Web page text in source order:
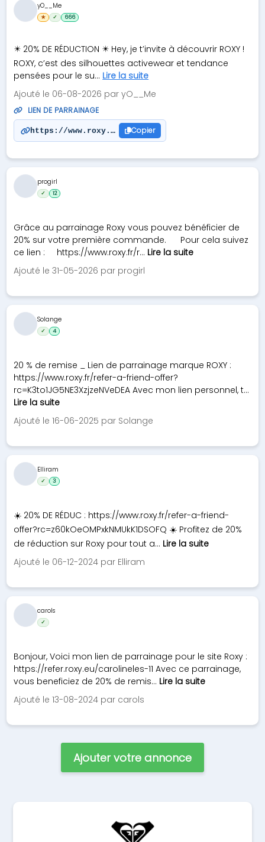
✴️ 20% DE RÉDUCTION ✴️ Hey, je t’invite à découvrir ROXY !
ROXY, c’est des silhouettes activewear et tendance
pensées pour le su... Lire la suite
Ajouté le 06-08-2026 par yO__Me
LIEN DE PARRAINAGE
https://www.roxy.fr/refer-a-friend-
Copier
yO__Me
★ ✓ 666
Grâce au parrainage Roxy vous pouvez bénéficier de
20% sur votre première commande. Pour cela suivez
ce lien : https://www.roxy.fr/r... Lire la suite
Ajouté le 31-05-2026 par progirl
progirl
✓ 12
20 % de remise _ Lien de parrainage marque ROXY :
https://www.roxy.fr/refer-a-friend-offer?
rc=K3to1JG5NE3XzjzeNVeDEA Avec mon lien personnel, t...
Lire la suite
Ajouté le 16-06-2025 par Solange
Solange
✓ 4
☀️ 20% DE RÉDUC : https://www.roxy.fr/refer-a-friend-
offer?rc=z60kOeOMPxkNMUkK1DSOFQ ☀️ Profitez de 20%
de réduction sur Roxy pour tout a... Lire la suite
Ajouté le 06-12-2024 par Elliram
Elliram
✓ 3
Bonjour, Voici mon lien de parrainage pour le site Roxy :
https://refer.roxy.eu/carolineles-11 Avec ce parrainage,
vous beneficiez de 20% de remis... Lire la suite
Ajouté le 13-08-2024 par carols
carols
✓
Ajouter votre annonce